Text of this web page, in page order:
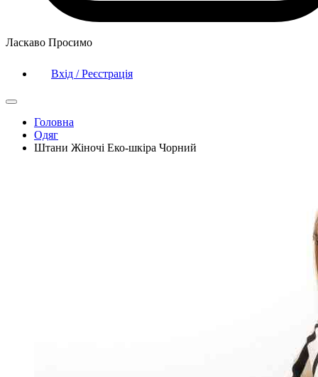
Ласкаво Просимо
Вхід / Реєстрація
Головна
Одяг
Штани Жіночі Еко-шкіра Чорний